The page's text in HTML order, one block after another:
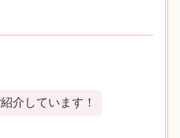
介しています！